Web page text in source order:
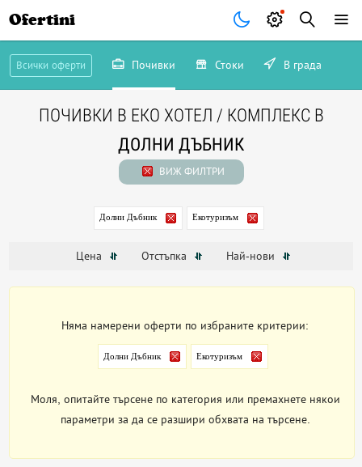
Ofertini
Всички оферти Почивки Стоки В града
ПОЧИВКИ В ЕКО ХОТЕЛ / КОМПЛЕКС В
ДОЛНИ ДЪБНИК
ВИЖ ФИЛТРИ
Долни Дъбник Екотуризъм
Цена Отстъпка Най-нови
Няма намерени оферти по избраните критерии:
Долни Дъбник Екотуризъм
Моля, опитайте търсене по категория или премахнете някои
параметри за да се разшири обхвата на търсене.